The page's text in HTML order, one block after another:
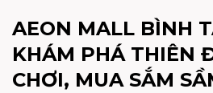
AEON MALL BÌNH
KHÁM PHÁ THIÊN
CHƠI, MUA SẮM